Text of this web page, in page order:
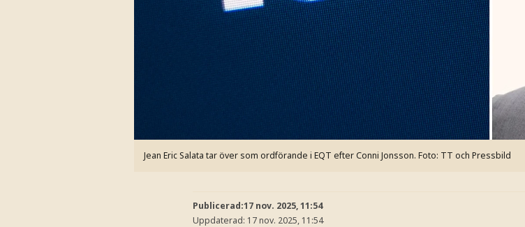
Jean Eric Salata tar över som ordförande i EQT efter Conni Jonsson. Foto: TT och Pressbild
Publicerad:17 nov. 2025, 11:54
Uppdaterad: 17 nov. 2025, 11:54